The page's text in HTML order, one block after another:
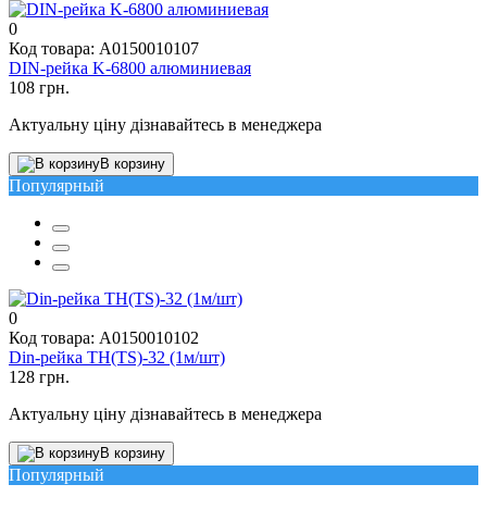
0
Код товара: A0150010107
DIN-рейка K-6800 алюминиевая
108 грн.
Актуальну ціну дізнавайтесь в менеджера
В корзину
Популярный
0
Код товара: A0150010102
Din-рейка TH(TS)-32 (1м/шт)
128 грн.
Актуальну ціну дізнавайтесь в менеджера
В корзину
Популярный